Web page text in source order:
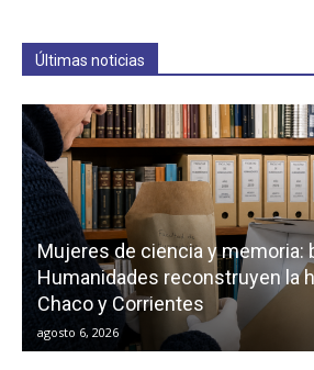
Últimas noticias
Mujeres de ciencia y memoria:
Humanidades reconstruyen la
Chaco y Corrientes
agosto 6, 2026